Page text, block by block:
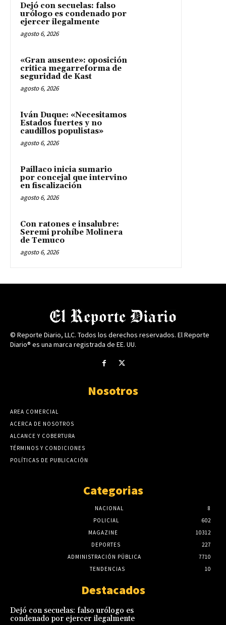
Dejó con secuelas: falso
urólogo es condenado por
ejercer ilegalmente
agosto 6, 2026
«Gran ausente»: oposición
critica megarreforma de
seguridad de Kast
agosto 6, 2026
Iván Duque: «Necesitamos
Estados fuertes y no
caudillos populistas»
agosto 6, 2026
Paillaco inicia sumario
por concejal que intervino
en fiscalización
agosto 6, 2026
Con ratones e insalubre:
Seremi prohíbe Molinera
de Temuco
agosto 6, 2026
© Reporte Diario, LLC. Todos los derechos reservados. El Reporte
Diario® es una marca registrada de EE. UU.
Nosotros
AREA COMERCIAL
ACERCA DE NOSOTROS
ALCANCE Y COBERTURA
TÉRMINOS Y CONDICIONES
POLÍTICAS DE PUBLICACIÓN
Categorias
NACIONAL
8
POLICIAL
602
MAGAZINE
10312
DEPORTES
227
ADMINISTRACIÓN PÚBLICA
7710
TENDENCIAS
10
Destacados
Dejó con secuelas: falso urólogo es
condenado por ejercer ilegalmente